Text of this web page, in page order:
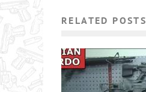
RELATED POSTS